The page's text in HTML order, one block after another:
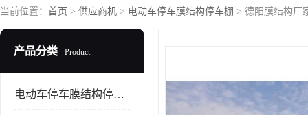
当前位置： 首页 > 供应商机 > 电动车停车膜结构停车棚 > 德阳膜结构厂
产品分类 Product
电动车停车膜结构停车棚